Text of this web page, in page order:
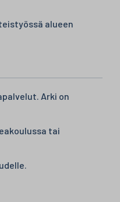
alueen
Arki on
tai